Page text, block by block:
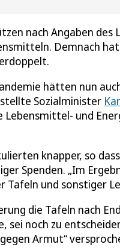
nach Angaben des
Demnach
hätten nun
Sozialminister
und
knapper, so
Spenden. „Im
Tafeln und sonstiger
die Tafeln nach
sei noch zu
Armut“